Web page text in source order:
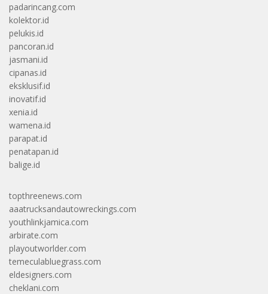
padarincang.com
kolektor.id
pelukis.id
pancoran.id
jasmani.id
cipanas.id
eksklusif.id
inovatif.id
xenia.id
wamena.id
parapat.id
penatapan.id
balige.id
topthreenews.com
aaatrucksandautowreckings.com
youthlinkjamica.com
arbirate.com
playoutworlder.com
temeculabluegrass.com
eldesigners.com
cheklani.com